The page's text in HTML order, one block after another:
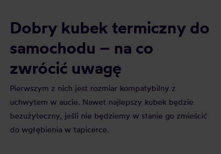
Dobry kubek termiczny do
samochodu – na co
zwrócić uwagę
Pierwszym z nich jest rozmiar kompatybilny z
uchwytem w aucie. Nawet najlepszy kubek będzie
bezużyteczny, jeśli nie będziemy w stanie go zmieścić
do wgłębienia w tapicerce.